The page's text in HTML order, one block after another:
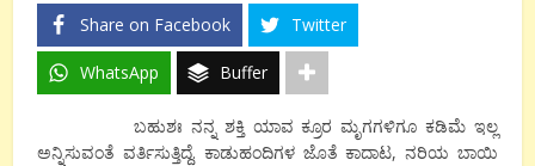
Share on Facebook Twitter
WhatsApp Buffer
ಬಹುಶಃ ನನ್ನ ಶಕ್ತಿ ಯಾವ ಕ್ರೂರ ಮೃಗಗಳಿಗೂ ಕಡಿಮೆ ಇಲ್ಲ
ಅನ್ನಿಸುವಂತೆ ವರ್ತಿಸುತ್ತಿದ್ದೆ. ಕಾಡುಹಂದಿಗಳ ಜೊತೆ ಕಾದಾಟ, ನರಿಯ ಬಾಯಿ